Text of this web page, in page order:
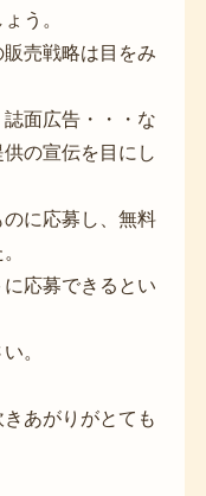
う。
売戦略は目をみ
面広告・・・な
の宣伝を目にし
に応募し、無料
応募できるとい
。
あがりがとても